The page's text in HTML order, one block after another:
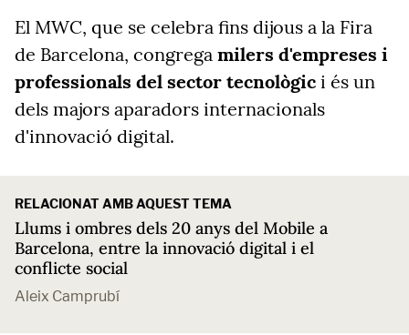
El MWC, que se celebra fins dijous a la Fira
de Barcelona, congrega milers d'empreses i
professionals del sector tecnològic i és un
dels majors aparadors internacionals
d'innovació digital.
RELACIONAT AMB AQUEST TEMA
Llums i ombres dels 20 anys del Mobile a
Barcelona, entre la innovació digital i el
conflicte social
Aleix Camprubí